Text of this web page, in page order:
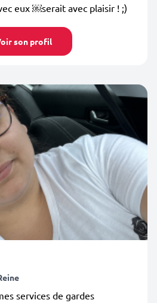
eux ￼serait avec plaisir ! ;)
son profil
services de gardes